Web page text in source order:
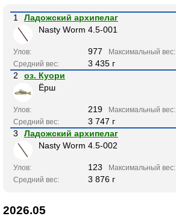
1
Ладожский архипелаг
Nasty Worm 4.5-001
Улов: 977 Максимальный вес:
Средний вес:
3 435 г
2
оз. Куори
Ёрш
Улов: 219 Максимальный вес:
Средний вес:
3 747 г
3
Ладожский архипелаг
Nasty Worm 4.5-002
Улов: 123 Максимальный вес:
Средний вес: 3 876 г
2026.05